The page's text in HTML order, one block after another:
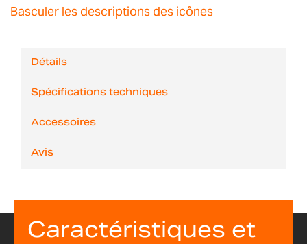
Basculer les descriptions des icônes
Détails
Spécifications techniques
Accessoires
Avis
Caractéristiques et